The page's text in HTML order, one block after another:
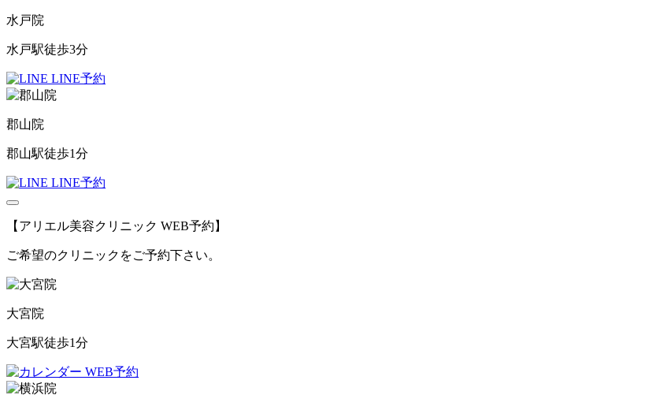
水戸院
水戸駅徒歩3分
LINE予約
郡山院
郡山駅徒歩1分
LINE予約
【アリエル美容クリニック WEB予約】
ご希望のクリニックをご予約下さい。
大宮院
大宮駅徒歩1分
WEB予約